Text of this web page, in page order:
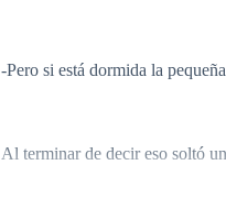
-Pero si está dormida la
Al terminar de decir eso soltó